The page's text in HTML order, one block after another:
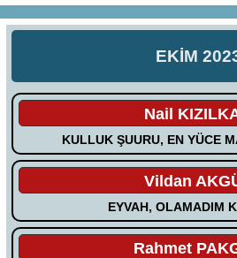
EKİM
Nail
KULLUK ŞUURU, EN YÜCE
Vildan
EYVAH, OLAMADIM
Rahmet